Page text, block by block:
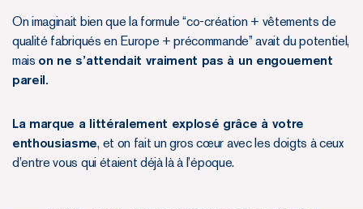
On imaginait bien que la formule “co-création + vêtements de
qualité fabriqués en Europe + précommande” avait du potentiel,
mais on ne s’attendait vraiment pas à un engouement
pareil.
La marque a littéralement explosé grâce à votre
enthousiasme, et on fait un gros cœur avec les doigts à ceux
d’entre vous qui étaient déjà là à l’époque.